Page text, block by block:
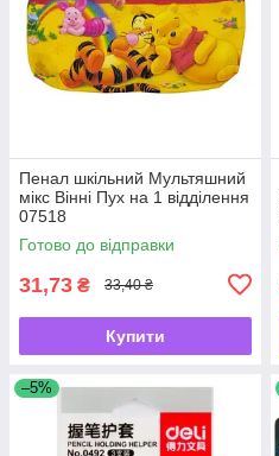
Пенал шкільний Мультяшний
мікс Вінні Пух на 1 відділення
07518
Готово до відправки
31,73 ₴ 33,40 ₴
Купити
–5%